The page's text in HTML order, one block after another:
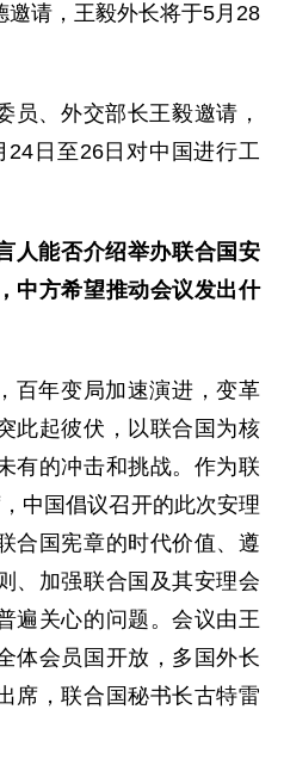
邀请，王毅外长将于5月28
员、外交部长王毅邀请，
日至26日对中国进行工
人能否介绍举办联合国安
中方希望推动会议发出什
百年变局加速演进，变革
此起彼伏，以联合国为核
有的冲击和挑战。作为联
中国倡议召开的此次安理
合国宪章的时代价值、遵
、加强联合国及其安理会
遍关心的问题。会议由王
体会员国开放，多国外长
席，联合国秘书长古特雷